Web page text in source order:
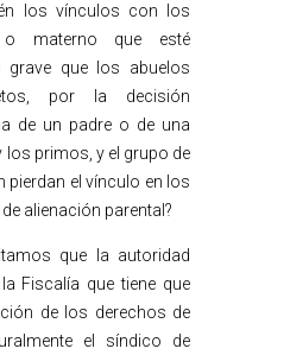
los vínculos con los
o materno que esté
que los abuelos
por la decisión
de un padre o de una
los primos, y el grupo de
pierdan el vínculo en los
alienación parental?
que la autoridad
Fiscalía que tiene que
de los derechos de
el síndico de